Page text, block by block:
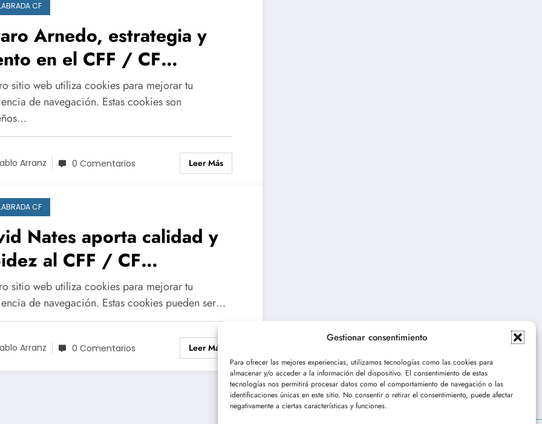
Gestionar consentimiento
Para ofrecer las mejores experiencias, utilizamos tecnologías como las cookies para
almacenar y/o acceder a la información del dispositivo. El consentimiento de estas
tecnologías nos permitirá procesar datos como el comportamiento de navegación o las
identificaciones únicas en este sitio. No consentir o retirar el consentimiento, puede afectar
negativamente a ciertas características y funciones.
CF
Arnedo, estrategia y
en el CFF / CF
sitio web utiliza cookies para mejorar tu
de navegación. Estas cookies son
Arranz 0 Comentarios Leer Más
CF
Nates aporta calidad y
al CFF / CF
sitio web utiliza cookies para mejorar tu
de navegación. Estas cookies pueden ser…
Arranz 0 Comentarios Leer Más